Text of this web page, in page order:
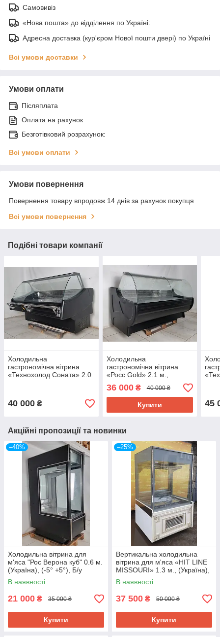
Самовивіз
«Нова пошта» до відділення по Україні:
Адресна доставка (кур'єром Нової пошти двері) по Україні
Всі умови доставки
Умови оплати
Післяплата
Оплата на рахунок
Безготівковий розрахунок:
Всі умови оплати
Умови повернення
Повернення товару впродовж 14 днів за рахунок покупця
Всі умови повернення
Подібні товари компанії
Холодильна
гастрономічна вітрина
«Технохолод Соната» 2.0
40 000 ₴
Холодильна
гастрономічна вітрина
«Росс Gold» 2.1 м.,
(Україна), (+2° +10°),
викладка 72 см., Б/у
36 000₴ 40 000 ₴
Купити 45
Акційні пропозиції та новинки
–40%
Холодильна вітрина для
м'яса "Рос Верона куб" 0.6 м.
(Україна), (-5° +5°), Б/у
В наявності
21 000 ₴ 35 000 ₴
Купити
–25%
Вертикальна холодильна
вітрина для м'яса «HIT LINE
MISSOURI» 1.3 м., (Україна),
Б/у
В наявності
37 500 ₴ 50 000 ₴
Купити